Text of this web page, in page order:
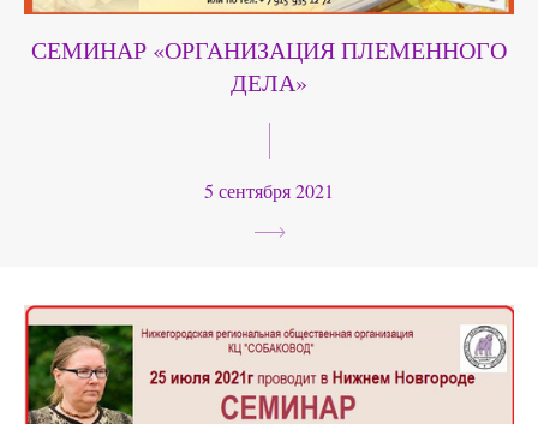
СЕМИНАР «ОРГАНИЗАЦИЯ ПЛЕМЕННОГО
ДЕЛА»
5 сентября 2021